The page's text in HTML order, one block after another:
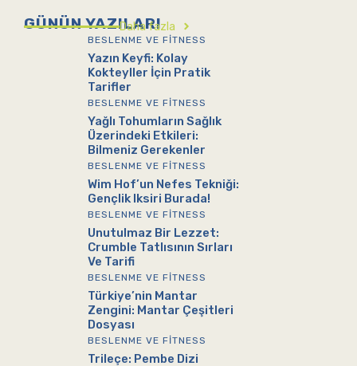
GÜNÜN YAZILARI
Daha fazla
BESLENME VE FITNESS
Yazın Keyfi: Kolay
Kokteyller İçin Pratik
Tarifler
BESLENME VE FITNESS
Yağlı Tohumların Sağlık
Üzerindeki Etkileri:
Bilmeniz Gerekenler
BESLENME VE FITNESS
Wim Hof’un Nefes Tekniği:
Gençlik Iksiri Burada!
BESLENME VE FITNESS
Unutulmaz Bir Lezzet:
Crumble Tatlısının Sırları
Ve Tarifi
BESLENME VE FITNESS
Türkiye’nin Mantar
Zengini: Mantar Çeşitleri
Dosyası
BESLENME VE FITNESS
Trileçe: Pembe Dizi